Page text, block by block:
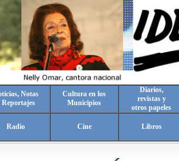
Notas
Reportajes
Cultura en los
Municipios
Diarios,
revistas y
otros papeles
Radio Cine Libros